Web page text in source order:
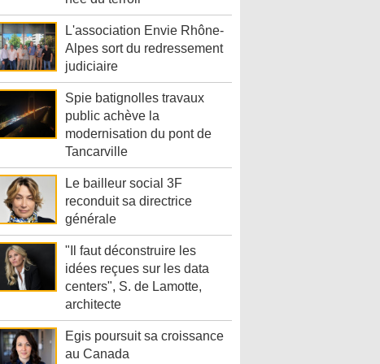
L'association Envie Rhône-
Alpes sort du redressement
judiciaire
Spie batignolles travaux
public achève la
modernisation du pont de
Tancarville
Le bailleur social 3F
reconduit sa directrice
générale
"Il faut déconstruire les
idées reçues sur les data
centers", S. de Lamotte,
architecte
Egis poursuit sa croissance
au Canada